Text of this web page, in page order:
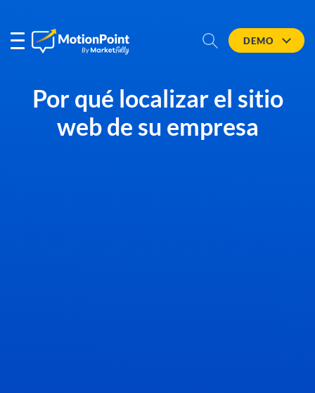
DEMO
Por qué localizar el sitio
web de su empresa